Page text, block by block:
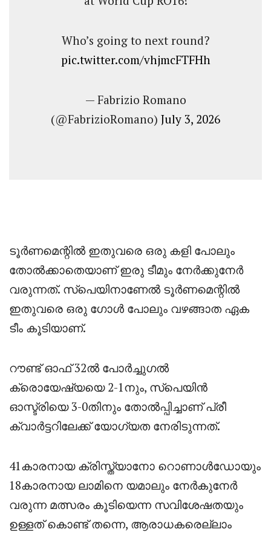
Who’s going to next round?
pic.twitter.com/vhjmcFTFHh
— Fabrizio Romano
(@FabrizioRomano) July 3, 2026
ടൂർണമെന്റിൽ ഇതുവരെ ഒരു കളി പോലും
തോൽക്കാതെയാണ് ഇരു ടീമും നേർക്കുനേർ
വരുന്നത്. സ്പെയിനാണേൽ ടൂർണമെന്റിൽ
ഇതുവരെ ഒരു ഗോൾ പോലും വഴങ്ങാത ഏക
ടീം കൂടിയാണ്.
റൗണ്ട് ഓഫ് 32ൽ പോർച്ചുഗൽ
ക്രൊയേഷ്യയെ 2-1നും, സ്പെയിൻ
ഓസ്ട്രിയെ 3-0തിനും തോൽപ്പിച്ചാണ് പ്രീ
ക്വാർട്ടറിലേക്ക് യോഗ്യത നേരിടുന്നത്.
41കാരനായ ക്രിസ്ത്യാനോ റൊണാൾഡോയും
18കാരനായ ലാമിനെ യമാലും നേർകുനേർ
വരുന്ന മത്സരം കൂടിയെന്ന സവിശേഷതയും
ഉള്ളത് കൊണ്ട് തന്നെ, ആരാധകരെല്ലാം